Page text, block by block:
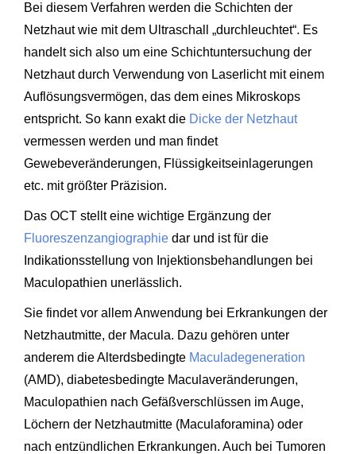
Bei diesem Verfahren werden die Schichten der
Netzhaut wie mit dem Ultraschall „durchleuchtet“. Es
handelt sich also um eine Schichtuntersuchung der
Netzhaut durch Verwendung von Laserlicht mit einem
Auflösungsvermögen, das dem eines Mikroskops
entspricht. So kann exakt die Dicke der Netzhaut
vermessen werden und man findet
Gewebeveränderungen, Flüssigkeitseinlagerungen
etc. mit größter Präzision.
Das OCT stellt eine wichtige Ergänzung der
Fluoreszenzangiographie dar und ist für die
Indikationsstellung von Injektionsbehandlungen bei
Maculopathien unerlässlich.
Sie findet vor allem Anwendung bei Erkrankungen der
Netzhautmitte, der Macula. Dazu gehören unter
anderem die Alterdsbedingte Maculadegeneration
(AMD), diabetesbedingte Maculaveränderungen,
Maculopathien nach Gefäßverschlüssen im Auge,
Löchern der Netzhautmitte (Maculaforamina) oder
nach entzündlichen Erkrankungen. Auch bei Tumoren